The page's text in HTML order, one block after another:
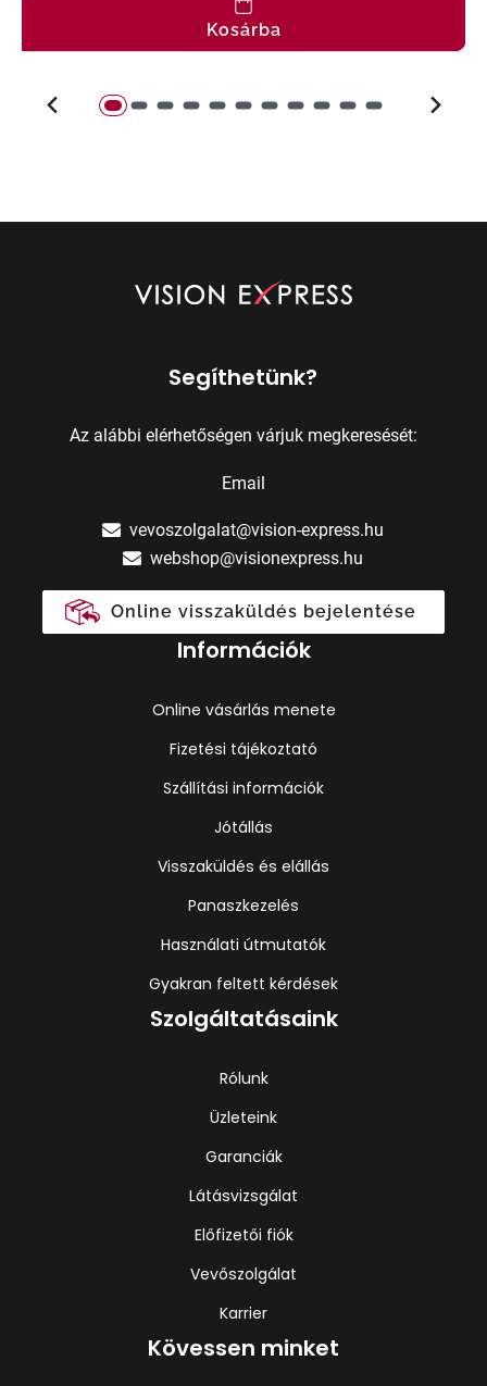
Kosárba
Segíthetünk?
Az alábbi elérhetőségen várjuk megkeresését:
Email
vevoszolgalat@vision-express.hu
webshop@visionexpress.hu
Online visszaküldés bejelentése
Információk
Online vásárlás menete
Fizetési tájékoztató
Szállítási információk
Jótállás
Visszaküldés és elállás
Panaszkezelés
Használati útmutatók
Gyakran feltett kérdések
Szolgáltatásaink
Rólunk
Üzleteink
Garanciák
Látásvizsgálat
Előfizetői fiók
Vevőszolgálat
Karrier
Kövessen minket